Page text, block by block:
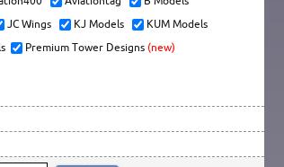
JC Wings KJ Models
KUM Models
Premium Tower Designs (new)